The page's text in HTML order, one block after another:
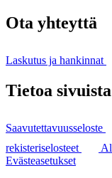
Ota yhteyttä
Laskutus ja hankinnat
Tietoa sivuista
Saavutettavuusseloste
rekisteriselosteet
Evästeasetukset